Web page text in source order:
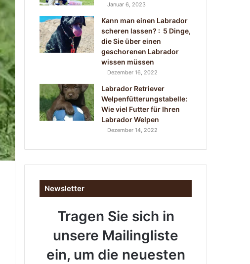
Januar 6, 2023
Kann man einen Labrador
scheren lassen? : 5 Dinge,
die Sie über einen
geschorenen Labrador
wissen müssen
Dezember 16, 2022
Labrador Retriever
Welpenfütterungstabelle:
Wie viel Futter für Ihren
Labrador Welpen
Dezember 14, 2022
Newsletter
Tragen Sie sich in
unsere Mailingliste
ein, um die neuesten